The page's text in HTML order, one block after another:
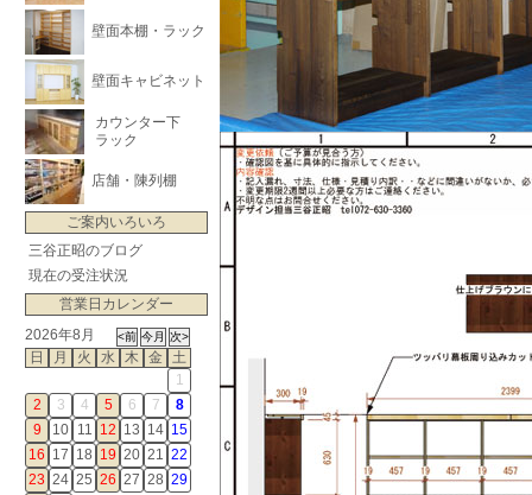
壁面本棚・ラック
壁面キャビネット
カウンター下
ラック
店舗・陳列棚
ご案内いろいろ
三谷正昭のブログ
現在の受注状況
営業日カレンダー
2026年8月
日
月 火 水 木 金
土
1
2
3 4 5 6 7
8
9
10 11 12 13 14 15
16 17 18 19 20 21 22
23 24 25 26 27 28 29